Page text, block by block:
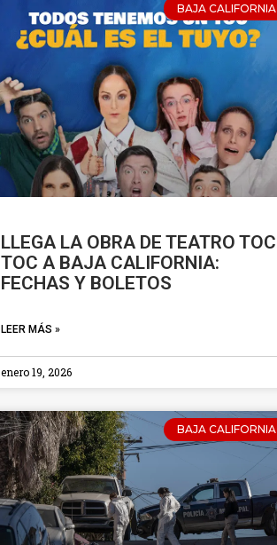
BAJA CALIFORNIA
LLEGA LA OBRA DE TEATRO TOC
TOC A BAJA CALIFORNIA:
FECHAS Y BOLETOS
LEER MÁS »
enero 19, 2026
BAJA CALIFORNIA